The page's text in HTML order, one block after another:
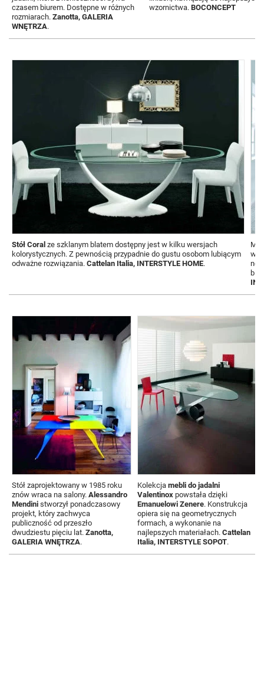
czasem biurem. Dostępne w różnych
rozmiarach. Zanotta, GALERIA
WNĘTRZA.
wzornictwa. BOCONCEPT
Stół Coral ze szklanym blatem dostępny jest w kilku wersjach
kolorystycznych. Z pewnością przypadnie do gustu osobom lubiącym
odważne rozwiązania. Cattelan Italia, INTERSTYLE HOME.
Stół zaprojektowany w 1985 roku
znów wraca na salony. Alessandro
Mendini stworzył ponadczasowy
projekt, który zachwyca
publiczność od przeszło
dwudziestu pięciu lat. Zanotta,
GALERIA WNĘTRZA.
Kolekcja mebli do jadalni
Valentinox powstała dzięki
Emanuelowi Zenere. Konstrukcja
opiera się na geometrycznych
formach, a wykonanie na
najlepszych materiałach. Cattelan
Italia, INTERSTYLE SOPOT.